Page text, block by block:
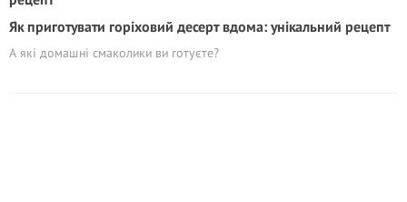
Як приготувати горіховий десерт вдома: унікальний рецепт
А які домашні смаколики ви готуєте?